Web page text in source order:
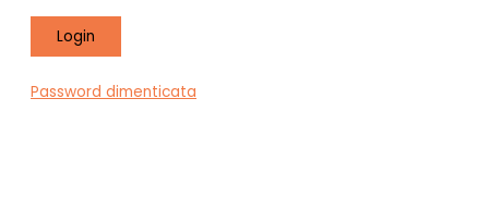
Password dimenticata